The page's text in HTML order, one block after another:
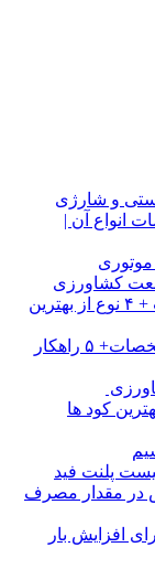
و شارژی
انواع آن |
کشاورزی
کود اهن اسپانیا مشخصات و قیمت + ۴ نوع از بهترین
کود ضد شوری (انتی سالت) و مشخصات+ ۵ راهکار
کود ها
پلنت فید
سولفات روی + ۳ روش در مقدار مصرف
افزایش بار